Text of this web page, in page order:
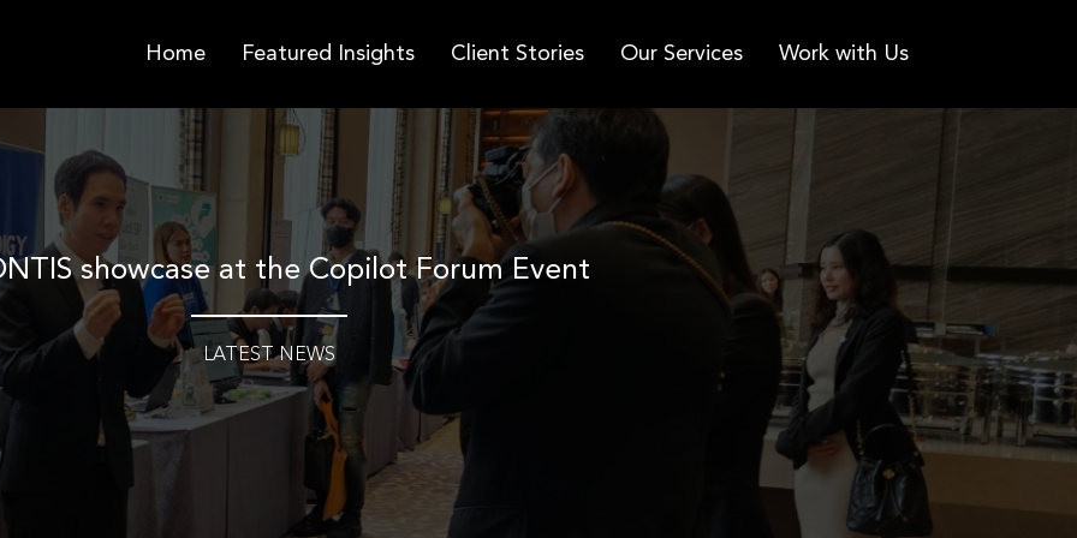
Home Featured Insights Client Stories Our Services Work with Us
showcase at the Copilot Forum Event
LATEST NEWS